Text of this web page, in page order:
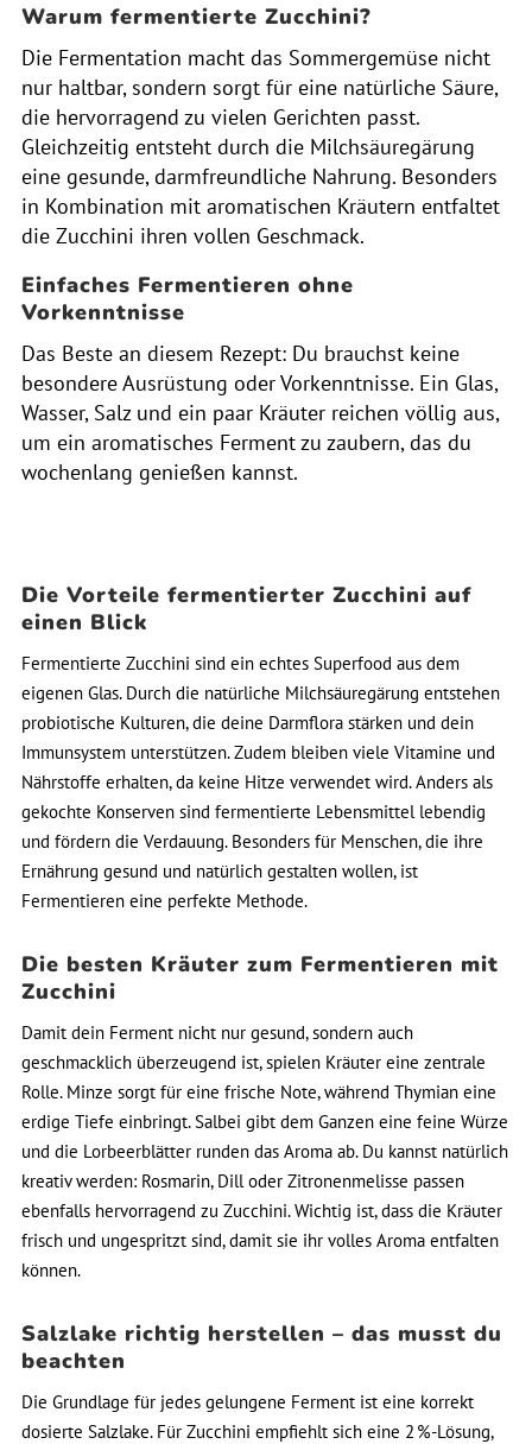
Warum fermentierte Zucchini?
Die Fermentation macht das Sommergemüse nicht
nur haltbar, sondern sorgt für eine natürliche Säure,
die hervorragend zu vielen Gerichten passt.
Gleichzeitig entsteht durch die Milchsäuregärung
eine gesunde, darmfreundliche Nahrung. Besonders
in Kombination mit aromatischen Kräutern entfaltet
die Zucchini ihren vollen Geschmack.
Einfaches Fermentieren ohne
Vorkenntnisse
Das Beste an diesem Rezept: Du brauchst keine
besondere Ausrüstung oder Vorkenntnisse. Ein Glas,
Wasser, Salz und ein paar Kräuter reichen völlig aus,
um ein aromatisches Ferment zu zaubern, das du
wochenlang genießen kannst.
Die Vorteile fermentierter Zucchini auf
einen Blick
Fermentierte Zucchini sind ein echtes Superfood aus dem
eigenen Glas. Durch die natürliche Milchsäuregärung entstehen
probiotische Kulturen, die deine Darmflora stärken und dein
Immunsystem unterstützen. Zudem bleiben viele Vitamine und
Nährstoffe erhalten, da keine Hitze verwendet wird. Anders als
gekochte Konserven sind fermentierte Lebensmittel lebendig
und fördern die Verdauung. Besonders für Menschen, die ihre
Ernährung gesund und natürlich gestalten wollen, ist
Fermentieren eine perfekte Methode.
Die besten Kräuter zum Fermentieren mit
Zucchini
Damit dein Ferment nicht nur gesund, sondern auch
geschmacklich überzeugend ist, spielen Kräuter eine zentrale
Rolle. Minze sorgt für eine frische Note, während Thymian eine
erdige Tiefe einbringt. Salbei gibt dem Ganzen eine feine Würze
und die Lorbeerblätter runden das Aroma ab. Du kannst natürlich
kreativ werden: Rosmarin, Dill oder Zitronenmelisse passen
ebenfalls hervorragend zu Zucchini. Wichtig ist, dass die Kräuter
frisch und ungespritzt sind, damit sie ihr volles Aroma entfalten
können.
Salzlake richtig herstellen – das musst du
beachten
Die Grundlage für jedes gelungene Ferment ist eine korrekt
dosierte Salzlake. Für Zucchini empfiehlt sich eine 2 %-Lösung,